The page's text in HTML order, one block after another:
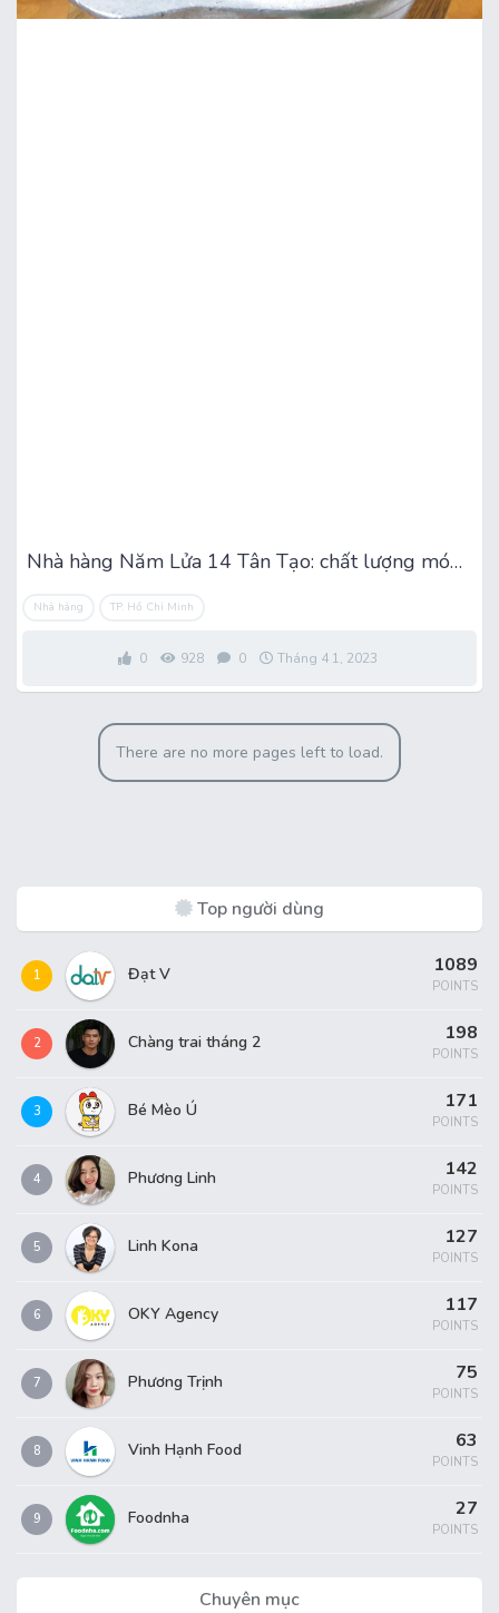
Nhà hàng Năm Lửa 14 Tân Tạo: chất lượng món ăn làm nên thương hiệu
Nhà hàng TP. Hồ Chí Minh
0 928 0 Tháng 4 1, 2023
There are no more pages left to load.
Top người dùng
1 Đạt V 1089
POINTS
2 Chàng trai tháng 2 198
POINTS
3 Bé Mèo Ú 171
POINTS
4 Phương Linh 142
POINTS
5 Linh Kona 127
POINTS
6 OKY Agency 117
POINTS
7 Phương Trịnh 75
POINTS
8 Vinh Hạnh Food 63
POINTS
9 Foodnha 27
POINTS
Chuyên mục